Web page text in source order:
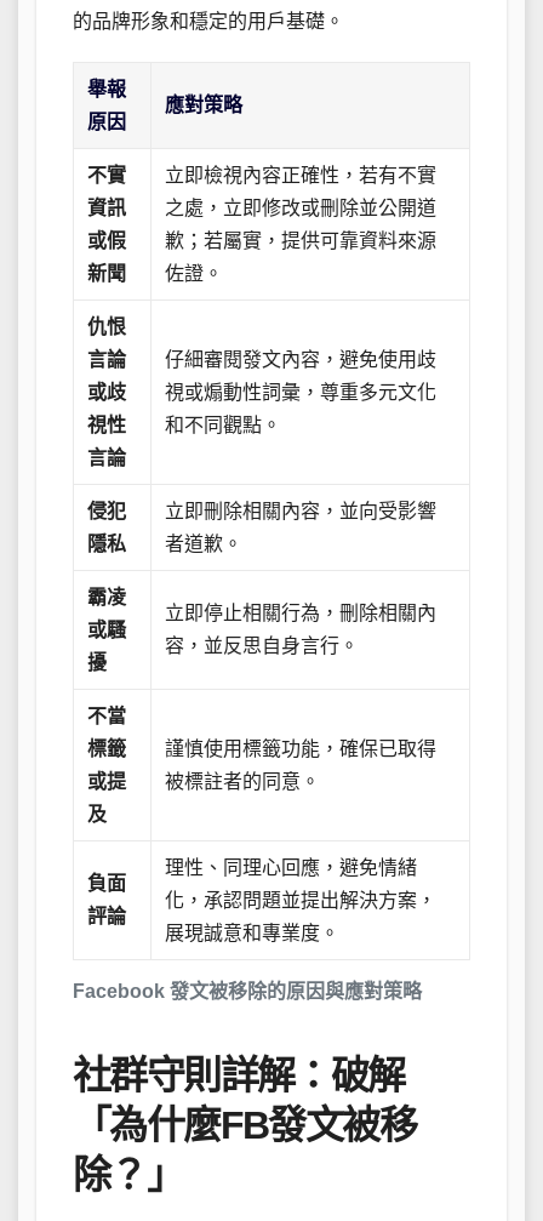
的品牌形象和穩定的用戶基礎。
Facebook 發文被移除的原因與應對策略
舉報
原因
應對策略
不實
資訊
或假
新聞
立即檢視內容正確性，若有不實
之處，立即修改或刪除並公開道
歉；若屬實，提供可靠資料來源
佐證。
仇恨
言論
或歧
視性
言論
仔細審閱發文內容，避免使用歧
視或煽動性詞彙，尊重多元文化
和不同觀點。
侵犯
隱私
立即刪除相關內容，並向受影響
者道歉。
霸凌
或騷
擾
立即停止相關行為，刪除相關內
容，並反思自身言行。
不當
標籤
或提
及
謹慎使用標籤功能，確保已取得
被標註者的同意。
負面
評論
理性、同理心回應，避免情緒
化，承認問題並提出解決方案，
展現誠意和專業度。
社群守則詳解：破解
「為什麼FB發文被移
除？」